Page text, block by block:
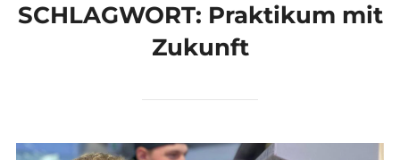
SCHLAGWORT: Praktikum mit
Zukunft